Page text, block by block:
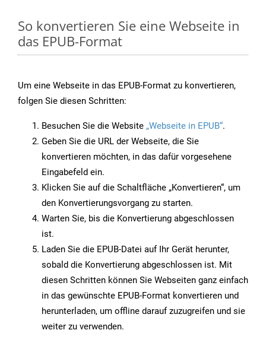
So konvertieren Sie eine Webseite in
das EPUB-Format
Um eine Webseite in das EPUB-Format zu konvertieren,
folgen Sie diesen Schritten:
Besuchen Sie die Website „Webseite in EPUB“.
Geben Sie die URL der Webseite, die Sie
konvertieren möchten, in das dafür vorgesehene
Eingabefeld ein.
Klicken Sie auf die Schaltfläche „Konvertieren“, um
den Konvertierungsvorgang zu starten.
Warten Sie, bis die Konvertierung abgeschlossen
ist.
Laden Sie die EPUB-Datei auf Ihr Gerät herunter,
sobald die Konvertierung abgeschlossen ist. Mit
diesen Schritten können Sie Webseiten ganz einfach
in das gewünschte EPUB-Format konvertieren und
herunterladen, um offline darauf zuzugreifen und sie
weiter zu verwenden.